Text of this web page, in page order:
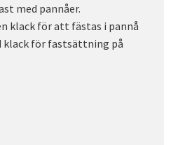
med pannåer.
klack för att fästas i pannå
klack för fastsättning på